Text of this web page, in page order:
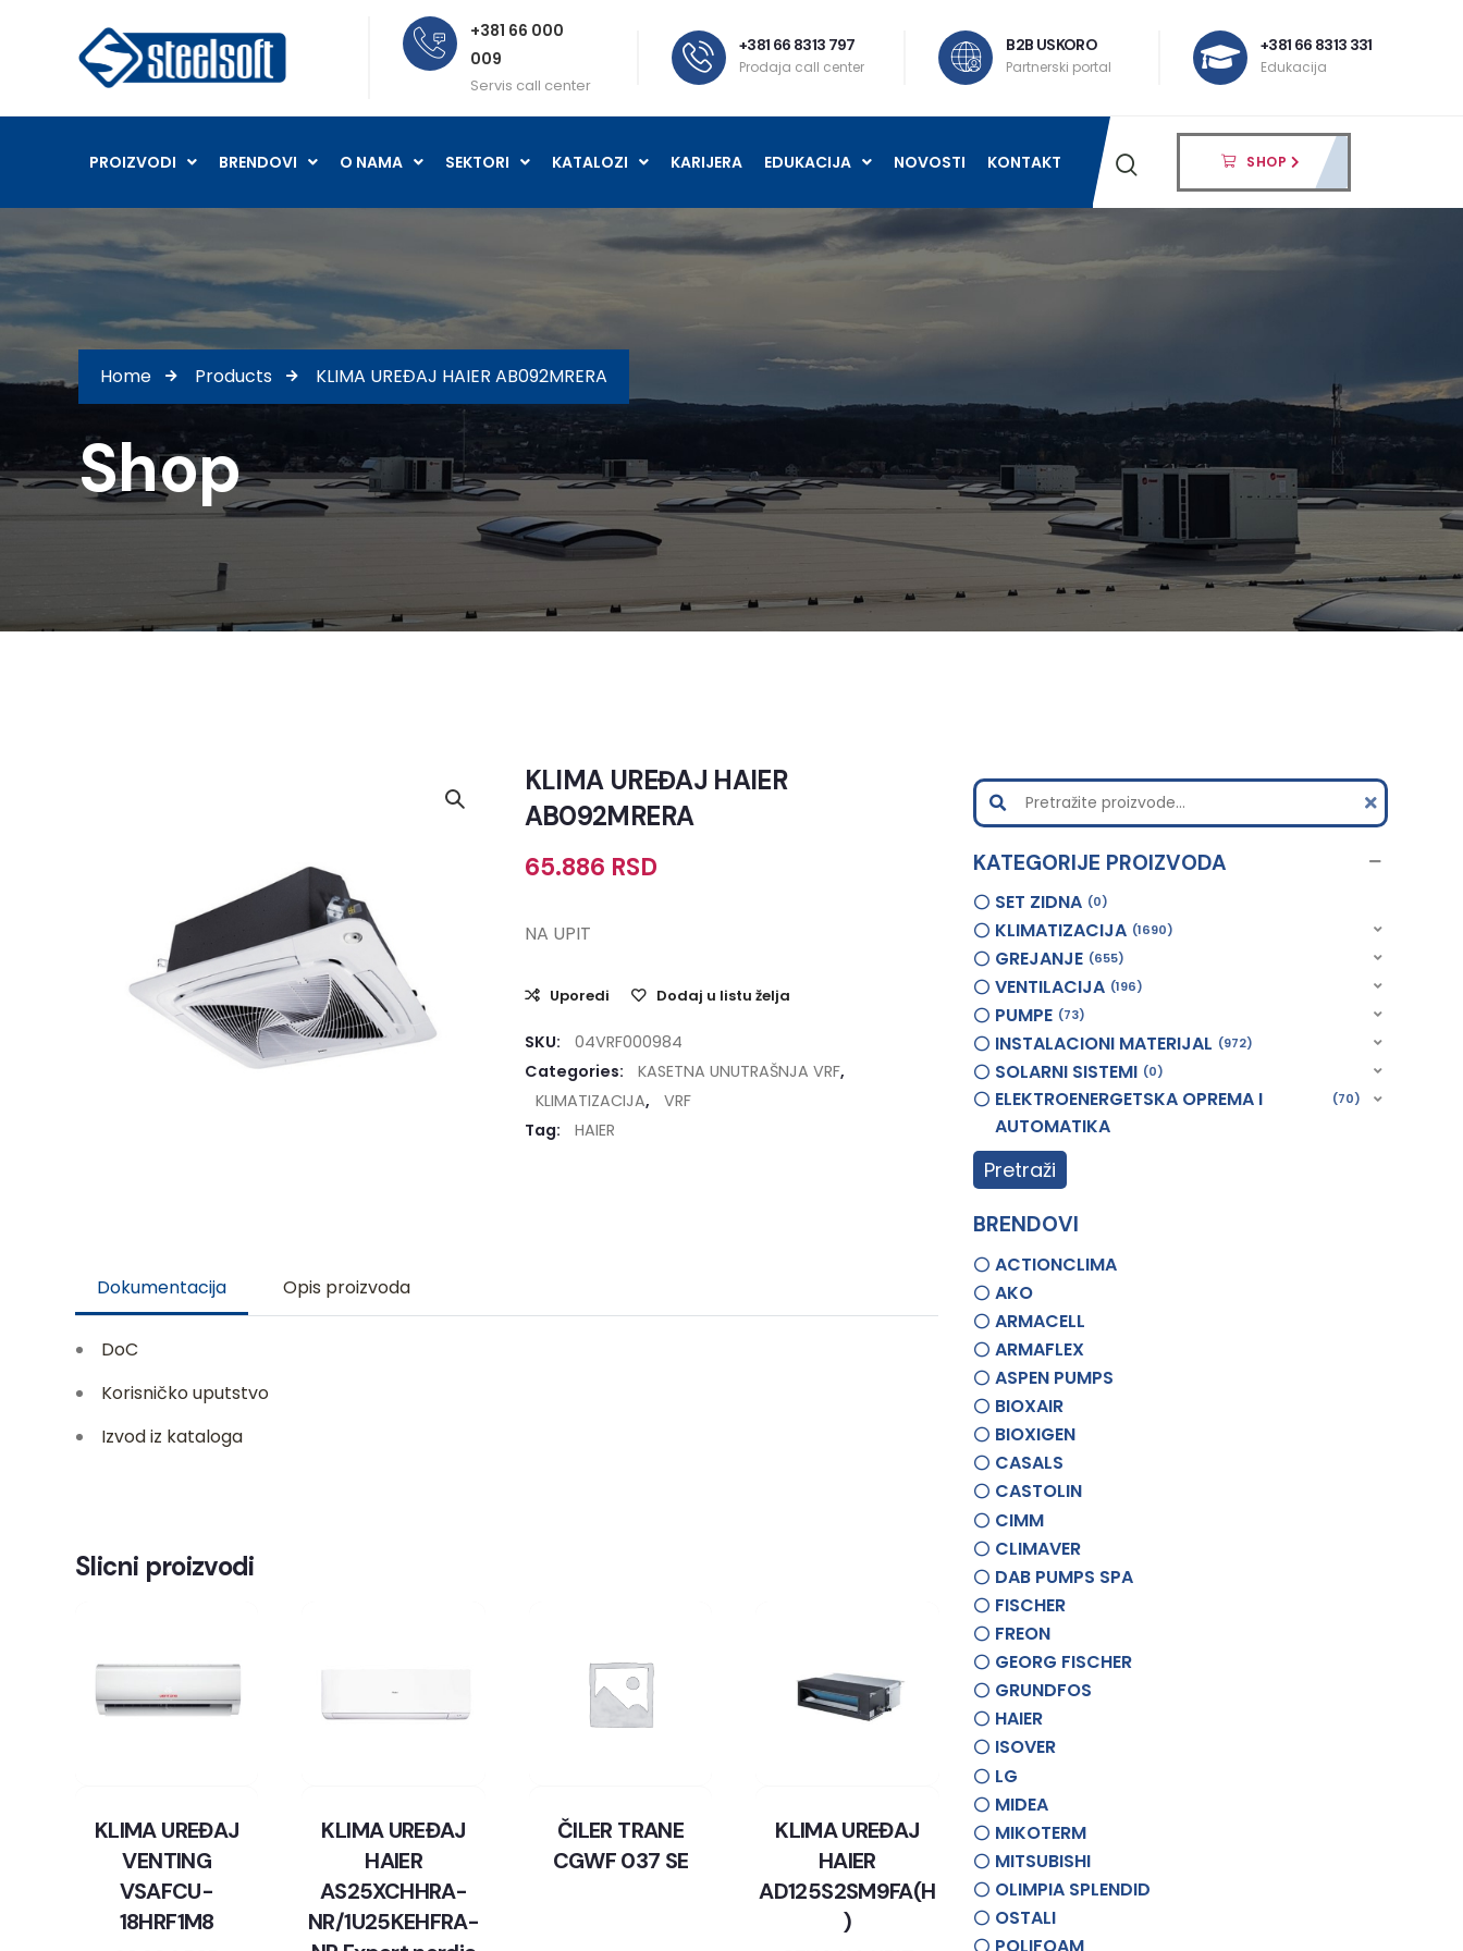
+381 66 000
009
Servis call center
+381 66 8313 797
Prodaja call center
B2B USKORO
Partnerski portal
+381 66 8313 331
Edukacija
PROIZVODI BRENDOVI O NAMA SEKTORI KATALOZI KARIJERA EDUKACIJA NOVOSTI KONTAKT SHOP
Home Products KLIMA UREĐAJ HAIER AB092MRERA
Shop
KLIMA UREĐAJ HAIER
AB092MRERA
65.886 RSD
NA UPIT
Uporedi Dodaj u listu želja
SKU:
04VRF000984
Categories:
KASETNA UNUTRAŠNJA VRF,
KLIMATIZACIJA,
VRF
Tag:
HAIER
Dokumentacija Opis proizvoda
DoC
Korisničko uputstvo
Izvod iz kataloga
Slicni proizvodi
KLIMA UREĐAJ
VENTING
VSAFCU-
18HRF1M8
KLIMA UREĐAJ
HAIER
AS25XCHHRA-
NR/1U25KEHFRA-
ČILER TRANE
CGWF 037 SE
KLIMA UREĐAJ
HAIER
AD125S2SM9FA(H
)
KATEGORIJE PROIZVODA
SET ZIDNA 0
KLIMATIZACIJA 1690
GREJANJE 655
VENTILACIJA 196
PUMPE 73
INSTALACIONI MATERIJAL 972
SOLARNI SISTEMI 0
ELEKTROENERGETSKA OPREMA I
AUTOMATIKA
70
Pretraži
BRENDOVI
ACTIONCLIMA
AKO
ARMACELL
ARMAFLEX
ASPEN PUMPS
BIOXAIR
BIOXIGEN
CASALS
CASTOLIN
CIMM
CLIMAVER
DAB PUMPS SPA
FISCHER
FREON
GEORG FISCHER
GRUNDFOS
HAIER
ISOVER
LG
MIDEA
MIKOTERM
MITSUBISHI
OLIMPIA SPLENDID
OSTALI